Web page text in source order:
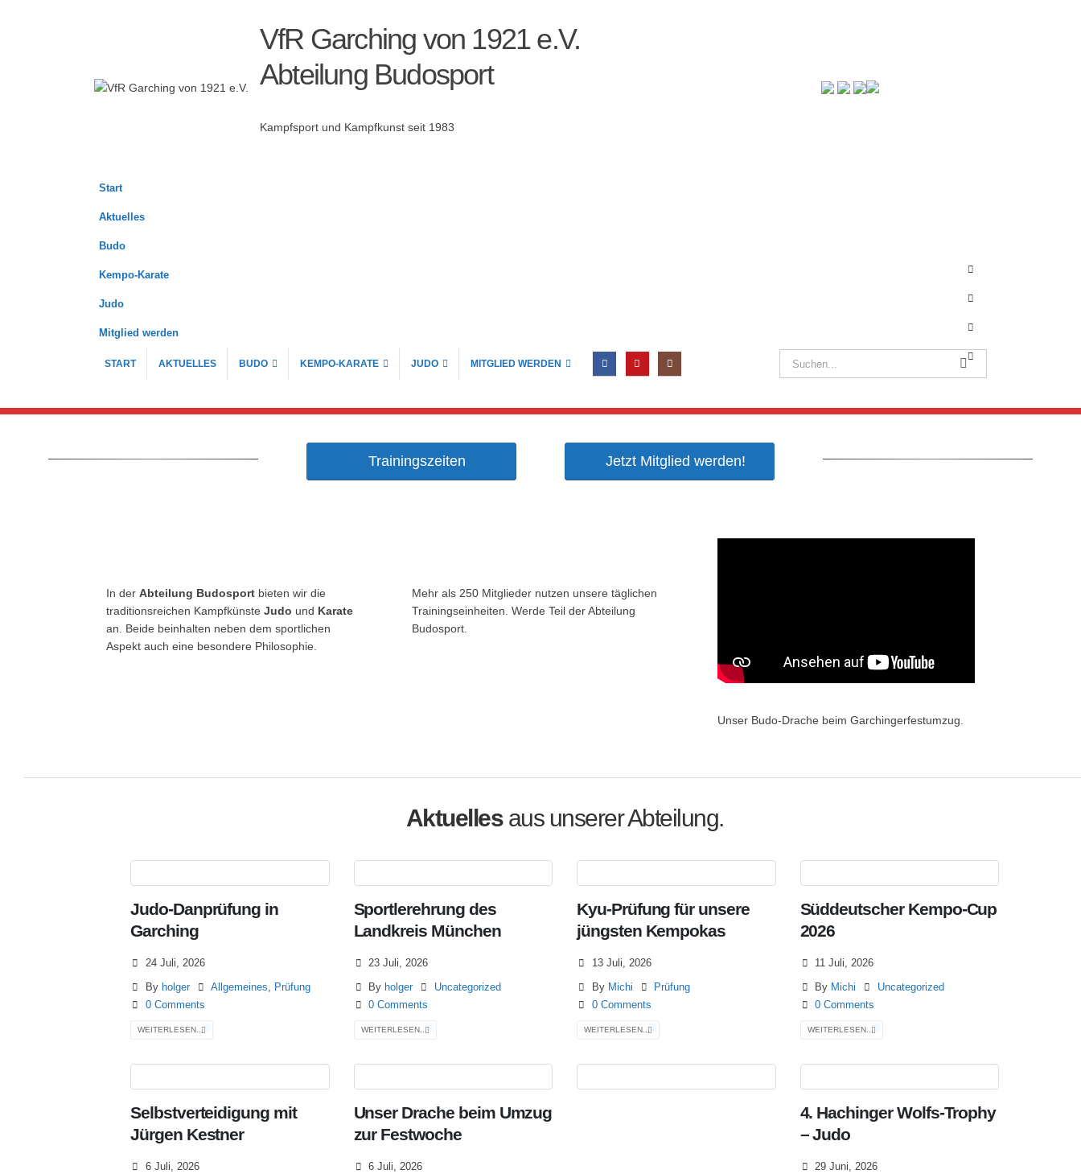
VfR Garching von 1921 e.V.
Abteilung Budosport
Kampfsport und Kampfkunst seit 1983
Start
Aktuelles
Budo
Kempo-Karate
Judo
Mitglied werden
START AKTUELLES BUDO KEMPO-KARATE JUDO MITGLIED WERDEN
Trainingszeiten Jetzt Mitglied werden!
In der Abteilung Budosport bieten wir die
traditionsreichen Kampfkünste Judo und Karate
an. Beide beinhalten neben dem sportlichen
Aspekt auch eine besondere Philosophie.
Mehr als 250 Mitglieder nutzen unsere täglichen
Trainingseinheiten. Werde Teil der Abteilung
Budosport.
Unser Budo-Drache beim Garchingerfestumzug.
Aktuellesaus unserer Abteilung.
Judo-Danprüfung in
Garching
24 Juli, 2026
By holger Allgemeines
Prüfung
0 Comments
WEITERLESEN...
Sportlerehrung des
Landkreis München
23 Juli, 2026
By holger
Uncategorized
0 Comments
WEITERLESEN...
Kyu-Prüfung für unsere
jüngsten Kempokas
13 Juli, 2026
By Michi
Prüfung
0 Comments
WEITERLESEN...
Süddeutscher Kempo-Cup
2026
11 Juli, 2026
By Michi
Uncategorized
0 Comments
WEITERLESEN...
Selbstverteidigung mit
Jürgen Kestner
6 Juli, 2026
Unser Drache beim Umzug
zur Festwoche
6 Juli, 2026
4. Hachinger Wolfs-Trophy
– Judo
29 Juni, 2026